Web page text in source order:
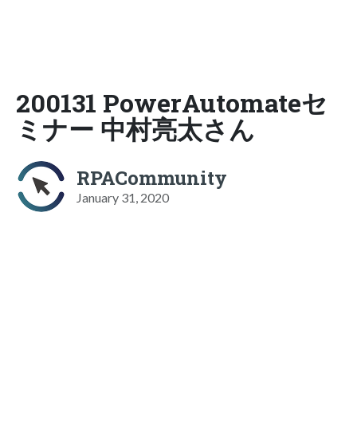
200131 PowerAutomateセ
ミナー 中村亮太さん
RPACommunity
January 31, 2020